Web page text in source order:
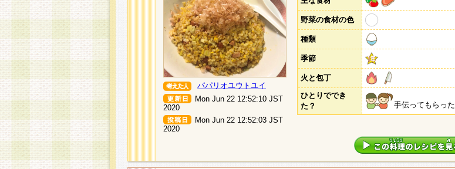
パパリオユウトユイ
Mon Jun 22 12:52:10 JST
2020
Mon Jun 22 12:52:03 JST
2020
野菜の食材の色
種類
季節
火と包丁
ひとりででき
た？
手伝ってもらった